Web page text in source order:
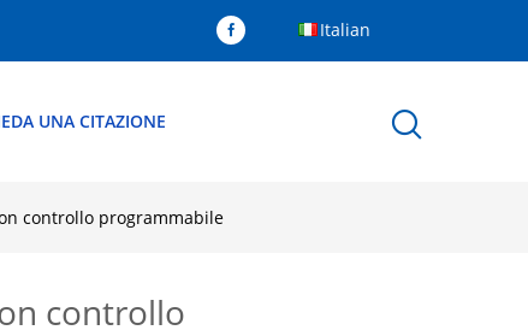
Italian
UNA CITAZIONE
controllo programmabile
controllo